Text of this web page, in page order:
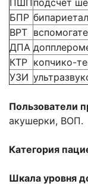
ПШП подсчет
БПР
ВРТ
ДПА
КТР копчико-
УЗИ
Пользователи
акушерки, ВОП.
Категория
Шкала уровня